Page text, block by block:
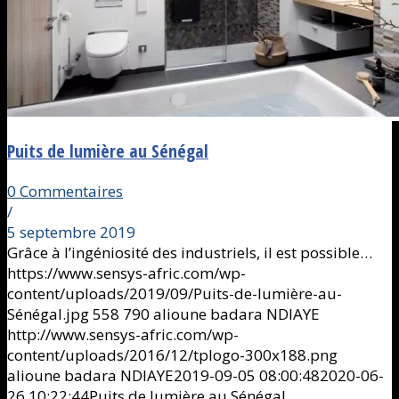
Puits de lumière au Sénégal
0 Commentaires
/
5 septembre 2019
Grâce à l’ingéniosité des industriels, il est possible…
https://www.sensys-afric.com/wp-
content/uploads/2019/09/Puits-de-lumière-au-
Sénégal.jpg558 790 alioune badara NDIAYE
http://www.sensys-afric.com/wp-
content/uploads/2016/12/tplogo-300x188.png
alioune badara NDIAYE2019-09-05 08:00:482020-06-